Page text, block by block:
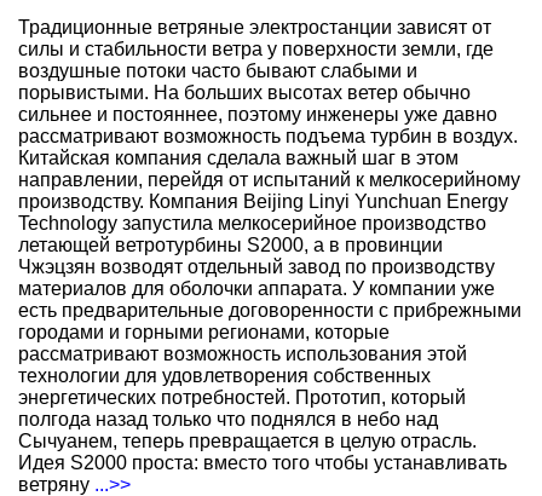
Традиционные ветряные электростанции зависят от
силы и стабильности ветра у поверхности земли, где
воздушные потоки часто бывают слабыми и
порывистыми. На больших высотах ветер обычно
сильнее и постояннее, поэтому инженеры уже давно
рассматривают возможность подъема турбин в воздух.
Китайская компания сделала важный шаг в этом
направлении, перейдя от испытаний к мелкосерийному
производству. Компания Beijing Linyi Yunchuan Energy
Technology запустила мелкосерийное производство
летающей ветротурбины S2000, а в провинции
Чжэцзян возводят отдельный завод по производству
материалов для оболочки аппарата. У компании уже
есть предварительные договоренности с прибрежными
городами и горными регионами, которые
рассматривают возможность использования этой
технологии для удовлетворения собственных
энергетических потребностей. Прототип, который
полгода назад только что поднялся в небо над
Сычуанем, теперь превращается в целую отрасль.
Идея S2000 проста: вместо того чтобы устанавливать
ветряну ...>>